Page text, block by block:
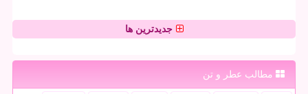
جدیدترین ها
مطالب عطر و تن